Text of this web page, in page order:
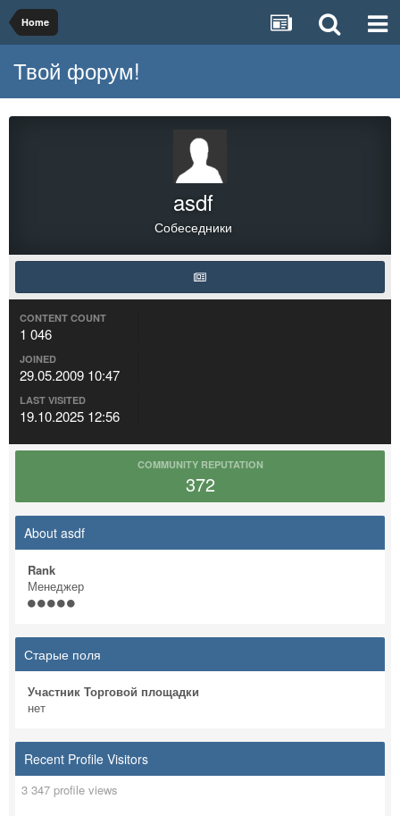
Home
Твой форум!
asdf
Собеседники
CONTENT COUNT
1 046
JOINED
29.05.2009 10:47
LAST VISITED
19.10.2025 12:56
COMMUNITY REPUTATION
372
About asdf
Rank
Менеджер
Старые поля
Участник Торговой площадки
нет
Recent Profile Visitors
3 347 profile views